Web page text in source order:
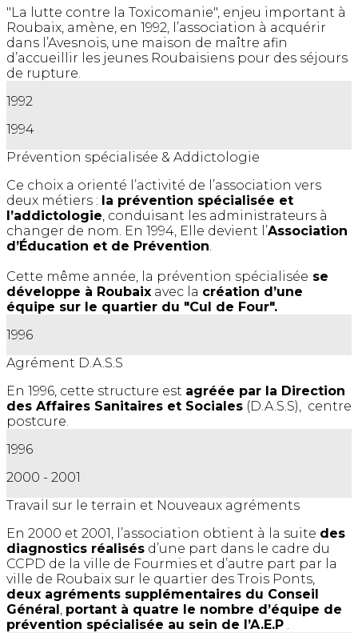
"La lutte contre la Toxicomanie", enjeu important à
Roubaix, amène, en 1992, l’association à acquérir
dans l’Avesnois, une maison de maître afin
d’accueillir les jeunes Roubaisiens pour des séjours
de rupture.
1992
1994
Prévention spécialisée & Addictologie
Ce choix a orienté l’activité de l’association vers
deux métiers : la prévention spécialisée et
l’addictologie, conduisant les administrateurs à
changer de nom. En 1994, Elle devient l’Association
d’Éducation et de Prévention.
Cette même année, la prévention spécialisée se
développe à Roubaix avec la création d’une
équipe sur le quartier du "Cul de Four".
1996
Agrément D.A.S.S
En 1996, cette structure est agréée par la Direction
des Affaires Sanitaires et Sociales (D.A.S.S), centre
postcure.
1996
2000 - 2001
Travail sur le terrain et Nouveaux agréments
En 2000 et 2001, l’association obtient à la suite des
diagnostics réalisés d’une part dans le cadre du
CCPD de la ville de Fourmies et d’autre part par la
ville de Roubaix sur le quartier des Trois Ponts,
deux agréments supplémentaires du Conseil
Général, portant à quatre le nombre d’équipe de
prévention spécialisée au sein de l’A.E.P .